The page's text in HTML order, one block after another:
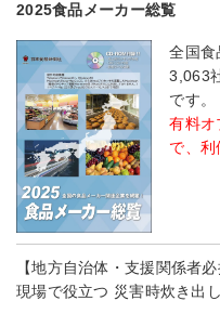
2025食品メーカー総覧
全国食
3,063
です。
有料オ
で、利
【地方自治体・支援関係者必
現場で役立つ 災害時炊き出